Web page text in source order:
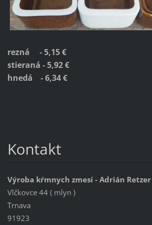
rezná - 5,15 €
stieraná - 5,92 €
hnedá - 6,34 €
Kontakt
Výroba kŕmnych zmesí - Adrián Retzer
Vlčkovce 44 ( mlyn )
Trnava
91923